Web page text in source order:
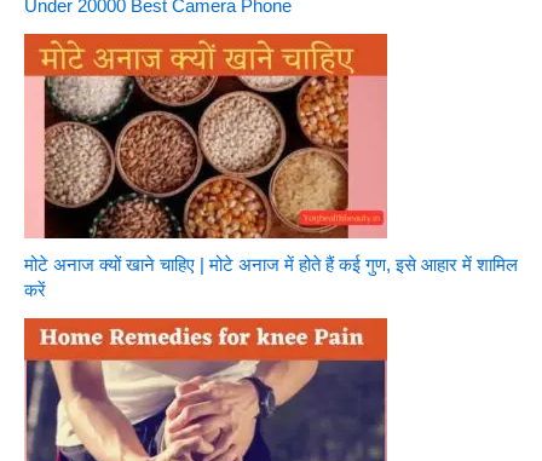
Under 20000 Best Camera Phone
मोटे अनाज क्यों खाने चाहिए | मोटे अनाज में होते हैं कई गुण, इसे आहार में शामिल
करें